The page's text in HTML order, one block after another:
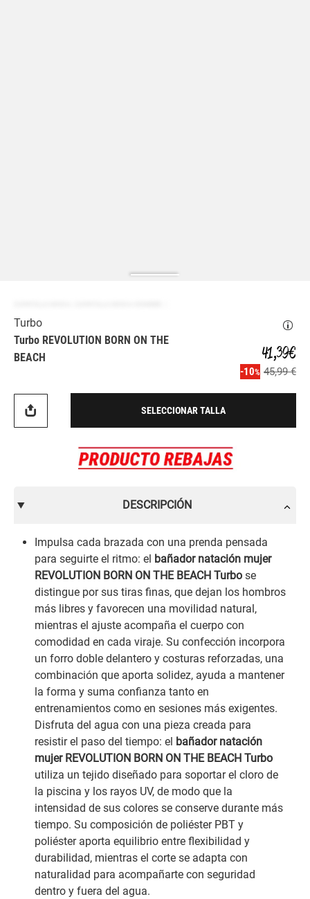
Turbo
Turbo REVOLUTION BORN ON THE
BEACH
41,39 €
45,99 €
-10%
SELECCIONAR TALLA
DESCRIPCIÓN
Impulsa cada brazada con una prenda pensada
para seguirte el ritmo: el bañador natación mujer
REVOLUTION BORN ON THE BEACH Turbo se
distingue por sus tiras finas, que dejan los hombros
más libres y favorecen una movilidad natural,
mientras el ajuste acompaña el cuerpo con
comodidad en cada viraje. Su confección incorpora
un forro doble delantero y costuras reforzadas, una
combinación que aporta solidez, ayuda a mantener
la forma y suma confianza tanto en
entrenamientos como en sesiones más exigentes.
Disfruta del agua con una pieza creada para
resistir el paso del tiempo: el bañador natación
mujer REVOLUTION BORN ON THE BEACH Turbo
utiliza un tejido diseñado para soportar el cloro de
la piscina y los rayos UV, de modo que la
intensidad de sus colores se conserve durante más
tiempo. Su composición de poliéster PBT y
poliéster aporta equilibrio entre flexibilidad y
durabilidad, mientras el corte se adapta con
naturalidad para acompañarte con seguridad
dentro y fuera del agua.